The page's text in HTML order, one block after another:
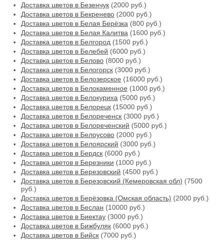
Доставка цветов в Безенчук (2000 руб.)
Доставка цветов в Бекренево (2000 руб.)
Доставка цветов в Белая Берёзка (800 руб.)
Доставка цветов в Белая Калитва (1600 руб.)
Доставка цветов в Белгород (1500 руб.)
Доставка цветов в Белебей (6000 руб.)
Доставка цветов в Белово (8000 руб.)
Доставка цветов в Белогорск (3000 руб.)
Доставка цветов в Белозерское (16000 руб.)
Доставка цветов в Белокаменное (1000 руб.)
Доставка цветов в Белокуриха (5000 руб.)
Доставка цветов в Белорецк (15000 руб.)
Доставка цветов в Белореченск (3000 руб.)
Доставка цветов в Белореченский (5000 руб.)
Доставка цветов в Белоусово (2000 руб.)
Доставка цветов в Белоярский (3000 руб.)
Доставка цветов в Бердск (6000 руб.)
Доставка цветов в Березники (1000 руб.)
Доставка цветов в Березовский (4500 руб.)
Доставка цветов в Березовский (Кемеровская обл) (7500
руб.)
Доставка цветов в Берёзовка (Омская область) (2000 руб.)
Доставка цветов в Беслан (10000 руб.)
Доставка цветов в Биектау (3000 руб.)
Доставка цветов в Бижбуляк (6000 руб.)
Доставка цветов в Бийск (7000 руб.)